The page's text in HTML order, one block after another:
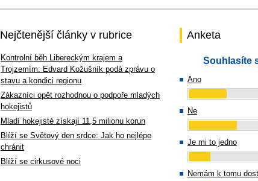
Nejčtenější články v rubrice
Kontrolní běh Libereckým krajem a
Trojzemím: Edvard Kožušník podá zprávu o
stavu a kondici regionu
Zákazníci opět rozhodnou o podpoře mladých
hokejistů
Mladí hokejisté získají 11,5 milionu korun
Blíží se Světový den srdce: Jak ho nejlépe
chránit
Blíží se cirkusové noci
Anketa
Souhlasíte
Ano
Ne
Je mi to jedno
Nemám k tomu